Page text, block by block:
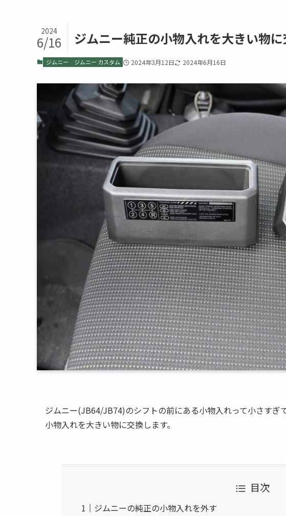
ジムニー純正の小物入れを大きい物に
2024
6/16
ジムニー ジムニー カスタム 2024年3月12日 2024年6月16日
ジムニー(JB64/JB74)のシフトの前にある小物入れって小さすぎ
小物入れを大きい物に交換します。
目次
ジムニーの純正の小物入れを外す